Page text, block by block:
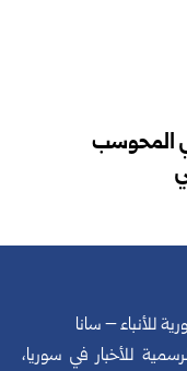
المحوسب
للأنباء – سانا
للأخبار في سوريا،